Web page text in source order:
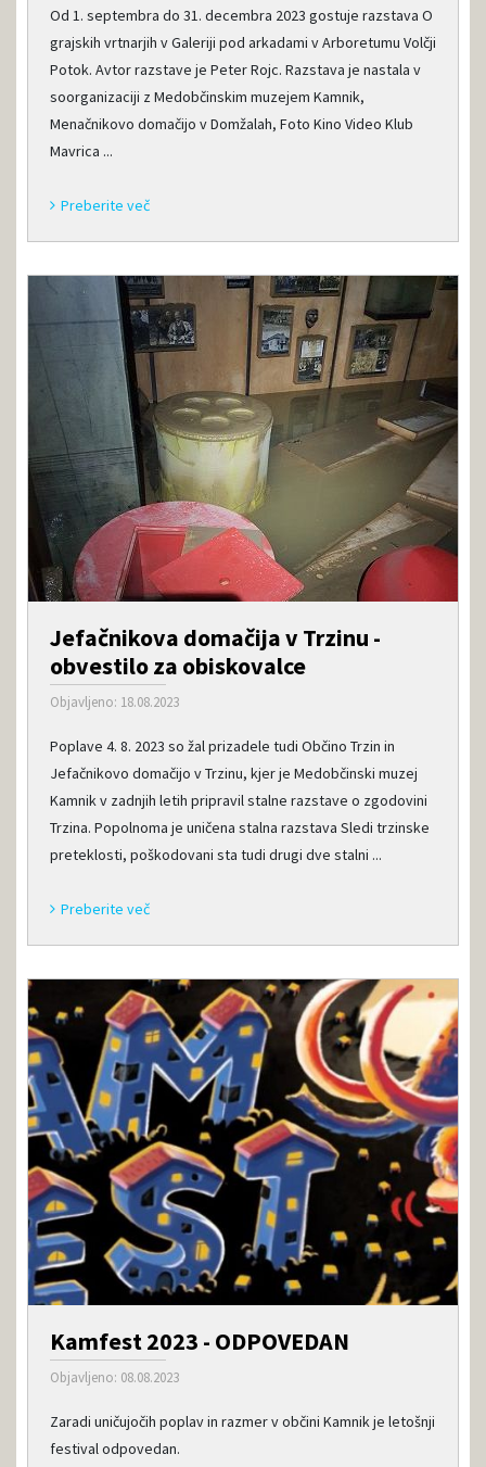
Od 1. septembra do 31. decembra 2023 gostuje razstava O
grajskih vrtnarjih v Galeriji pod arkadami v Arboretumu Volčji
Potok. Avtor razstave je Peter Rojc. Razstava je nastala v
soorganizaciji z Medobčinskim muzejem Kamnik,
Menačnikovo domačijo v Domžalah, Foto Kino Video Klub
Mavrica ...
Preberite več
Jefačnikova domačija v Trzinu -
obvestilo za obiskovalce
Objavljeno: 18.08.2023
Poplave 4. 8. 2023 so žal prizadele tudi Občino Trzin in
Jefačnikovo domačijo v Trzinu, kjer je Medobčinski muzej
Kamnik v zadnjih letih pripravil stalne razstave o zgodovini
Trzina. Popolnoma je uničena stalna razstava Sledi trzinske
preteklosti, poškodovani sta tudi drugi dve stalni ...
Preberite več
Kamfest 2023 - ODPOVEDAN
Objavljeno: 08.08.2023
Zaradi uničujočih poplav in razmer v občini Kamnik je letošnji
festival odpovedan.